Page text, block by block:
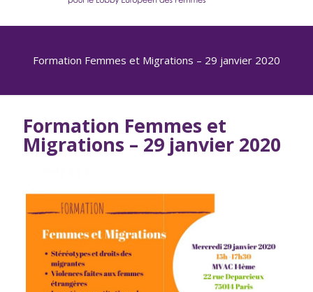
Formation Femmes et Migrations – 29 janvier 2020
Formation Femmes et
Migrations – 29 janvier 2020